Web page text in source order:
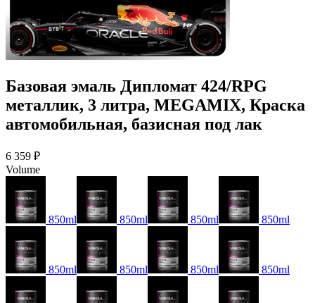
Базовая эмаль Дипломат 424/RPG
металлик, 3 литра, MEGAMIX, Краска
автомобильная, базисная под лак
6 359 ₽
Volume
850ml 850ml 850ml 850ml
850ml 850ml 850ml 850ml